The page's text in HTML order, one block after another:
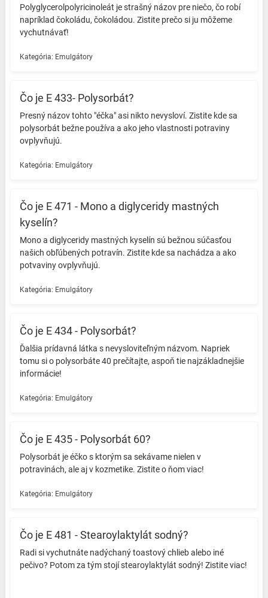
Polyglycerolpolyricinoleát je strašný názov pre niečo, čo robí
napríklad čokoládu, čokoládou. Zistite prečo si ju môžeme
vychutnávať! ️
Kategória: Emulgátory
Čo je E 433- Polysorbát?
Presný názov tohto "éčka" asi nikto nevysloví. Zistite kde sa
polysorbát bežne používa a ako jeho vlastnosti potraviny
ovplyvňujú. ️
Kategória: Emulgátory
Čo je E 471 - Mono a diglyceridy mastných
kyselín?
Mono a diglyceridy mastných kyselín sú bežnou súčasťou
našich obľúbených potravín. Zistite kde sa nachádza a ako
potvaviny ovplyvňujú. ️
Kategória: Emulgátory
Čo je E 434 - Polysorbát?
Ďalšia prídavná látka s nevysloviteľným názvom. Napriek
tomu si o polysorbáte 40 prečítajte, aspoň tie najzákladnejšie
informácie! ️
Kategória: Emulgátory
Čo je E 435 - Polysorbát 60?
Polysorbát je éčko s ktorým sa sekávame nielen v
potravinách, ale aj v kozmetike.️ Zistite o ňom viac! ️
Kategória: Emulgátory
Čo je E 481 - Stearoylaktylát sodný?
Radi si vychutnáte nadýchaný toastový chlieb alebo iné
pečivo? Potom za tým stojí stearoylaktylát sodný! Zistite viac!